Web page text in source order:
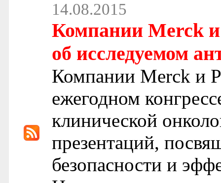
14.08.2015
Компании Merck
об исследуемом
Компании Merck и
ежегодном
клинической
презентаций,
безопасности и